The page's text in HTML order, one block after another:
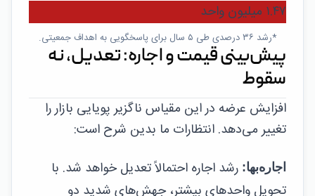
۱.۴۷ میلیون واحد
*رشد ۳۶ درصدی طی ۵ سال برای پاسخگویی به اهداف جمعیتی.
پیش‌بینی قیمت و اجاره: تعدیل، نه
سقوط
افزایش عرضه در این مقیاس ناگزیر پویایی بازار را
تغییر می‌دهد. انتظارات ما بدین شرح است:
اجاره‌بها: رشد اجاره احتمالاً تعدیل خواهد شد. با
تحویل واحدهای بیشتر، جهش‌های شدید دو